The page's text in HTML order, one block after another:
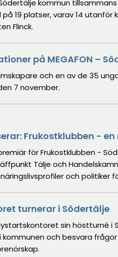
kommun
19 platser, varav 14
Flinck.
på MEGAFON –
och en av de 35
7 november.
Frukostklubben -
för Frukostklubben -
Tälje och
och politiker
turnerar i Södertälje
sin höstturné i
kommunen och besvara